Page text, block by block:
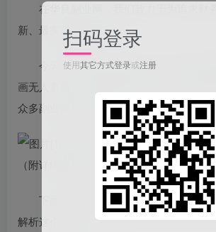
在华良副业网，我们致力于为追求财
新、最实用的副业项目。
今天，我们要探讨的是一个新兴的
画无人直播。这个项目以其低成本、高效
众多副业爱好者的目光。
下面，我们将从可行性和可操作性两
解析这个项目。
扫码登录
使用其它方式登录或注册